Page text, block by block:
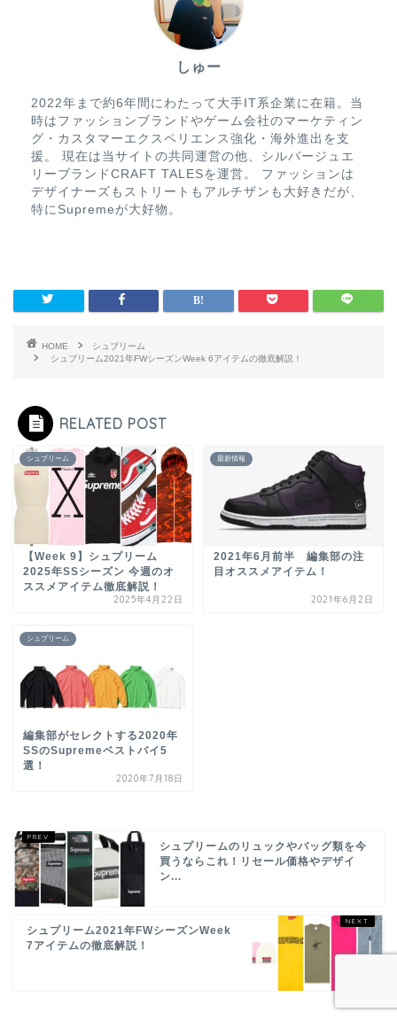
しゅー
2022年まで約6年間にわたって大手IT系企業に在籍。当
時はファッションブランドやゲーム会社のマーケティン
グ・カスタマーエクスペリエンス強化・海外進出を支
援。 現在は当サイトの共同運営の他、シルバージュエ
リーブランドCRAFT TALESを運営。 ファッションは
デザイナーズもストリートもアルチザンも大好きだが、
特にSupremeが大好物。
HOME
シュプリーム
シュプリーム2021年FWシーズンWeek 6アイテムの徹底解説！
RELATED POST
シュプリーム
【Week 9】シュプリーム
2025年SSシーズン 今週のオ
ススメアイテム徹底解説！
2025年4月22日
最新情報
2021年6月前半 編集部の注
目オススメアイテム！
2021年6月2日
シュプリーム
編集部がセレクトする2020年
SSのSupremeベストバイ5
選！
2020年7月18日
シュプリームのリュックやバッグ類を今
買うならこれ！リセール価格やデザイ
ン...
シュプリーム2021年FWシーズンWeek
7アイテムの徹底解説！